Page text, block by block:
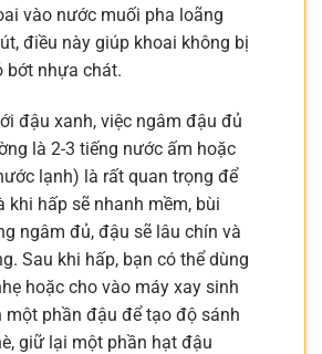
vào nước muối pha loãng
điều này giúp khoai không bị
bớt nhựa chát.
đậu xanh, việc ngâm đậu đủ
là 2-3 tiếng nước ấm hoặc
lạnh) là rất quan trọng để
khi hấp sẽ nhanh mềm, bùi
ngâm đủ, đậu sẽ lâu chín và
Sau khi hấp, bạn có thể dùng
hoặc cho vào máy xay sinh
một phần đậu để tạo độ sánh
giữ lại một phần hạt đậu